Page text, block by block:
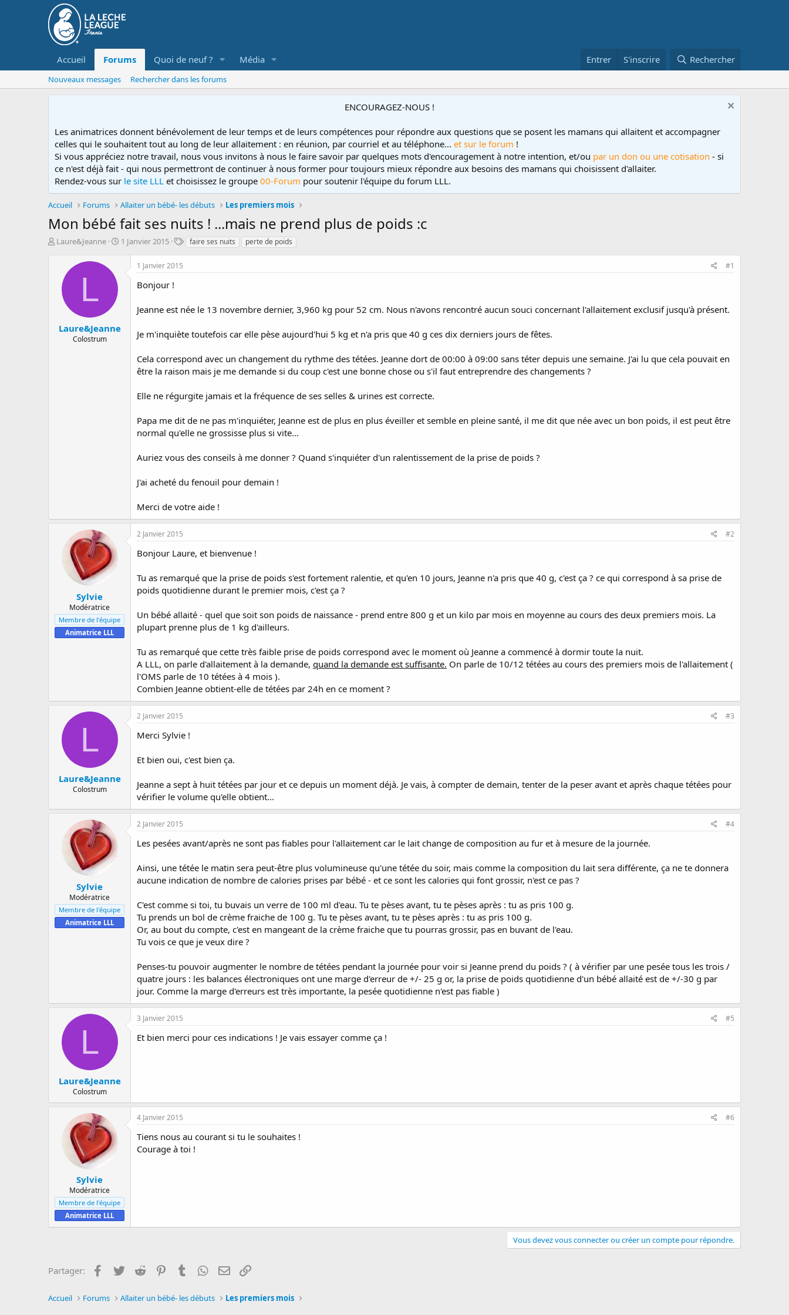
Accueil Forums Quoi de neuf ? Média Entrer S'inscrire Rechercher
Nouveaux messages Rechercher dans les forums
ENCOURAGEZ-NOUS !
Les animatrices donnent bénévolement de leur temps et de leurs compétences pour répondre aux questions que se posent les mamans qui allaitent et accompagner
celles qui le souhaitent tout au long de leur allaitement : en réunion, par courriel et au téléphone... et sur le forum !
Si vous appréciez notre travail, nous vous invitons à nous le faire savoir par quelques mots d'encouragement à notre intention, et/ou par un don ou une cotisation - si
ce n'est déjà fait - qui nous permettront de continuer à nous former pour toujours mieux répondre aux besoins des mamans qui choisissent d'allaiter.
Rendez-vous sur le site LLL et choisissez le groupe 00-Forum pour soutenir l'équipe du forum LLL.
Accueil Forums Allaiter un bébé- les débuts Les premiers mois
Mon bébé fait ses nuits ! ...mais ne prend plus de poids :c
D
p
Laure&Jeanne
D1 Janvier 2015
Tfaire ses nuits perte de poids
L
Laure&Jeanne
Colostrum
1 Janvier 2015 #1
Bonjour !
Jeanne est née le 13 novembre dernier, 3,960 kg pour 52 cm. Nous n'avons rencontré aucun souci concernant l'allaitement exclusif jusqu'à présent.
Je m'inquiète toutefois car elle pèse aujourd'hui 5 kg et n'a pris que 40 g ces dix derniers jours de fêtes.
Cela correspond avec un changement du rythme des tétées. Jeanne dort de 00:00 à 09:00 sans téter depuis une semaine. J'ai lu que cela pouvait en
être la raison mais je me demande si du coup c'est une bonne chose ou s'il faut entreprendre des changements ?
Elle ne régurgite jamais et la fréquence de ses selles & urines est correcte.
Papa me dit de ne pas m'inquiéter, Jeanne est de plus en plus éveiller et semble en pleine santé, il me dit que née avec un bon poids, il est peut être
normal qu'elle ne grossisse plus si vite...
Auriez vous des conseils à me donner ? Quand s'inquiéter d'un ralentissement de la prise de poids ?
J'ai acheté du fenouil pour demain !
Merci de votre aide !
Sylvie
Modératrice
Membre de l'équipe
Animatrice LLL
2 Janvier 2015 #2
Bonjour Laure, et bienvenue !
Tu as remarqué que la prise de poids s'est fortement ralentie, et qu'en 10 jours, Jeanne n'a pris que 40 g, c'est ça ? ce qui correspond à sa prise de
poids quotidienne durant le premier mois, c'est ça ?
Un bébé allaité - quel que soit son poids de naissance - prend entre 800 g et un kilo par mois en moyenne au cours des deux premiers mois. La
plupart prenne plus de 1 kg d'ailleurs.
Tu as remarqué que cette très faible prise de poids correspond avec le moment où Jeanne a commencé à dormir toute la nuit.
A LLL, on parle d'allaitement à la demande, quand la demande est suffisante. On parle de 10/12 tétées au cours des premiers mois de l'allaitement (
l'OMS parle de 10 tétées à 4 mois ).
Combien Jeanne obtient-elle de tétées par 24h en ce moment ?
L
Laure&Jeanne
Colostrum
2 Janvier 2015 #3
Merci Sylvie !
Et bien oui, c'est bien ça.
Jeanne a sept à huit tétées par jour et ce depuis un moment déjà. Je vais, à compter de demain, tenter de la peser avant et après chaque tétées pour
vérifier le volume qu'elle obtient...
Sylvie
Modératrice
Membre de l'équipe
Animatrice LLL
2 Janvier 2015 #4
Les pesées avant/après ne sont pas fiables pour l'allaitement car le lait change de composition au fur et à mesure de la journée.
Ainsi, une tétée le matin sera peut-être plus volumineuse qu'une tétée du soir, mais comme la composition du lait sera différente, ça ne te donnera
aucune indication de nombre de calories prises par bébé - et ce sont les calories qui font grossir, n'est ce pas ?
C'est comme si toi, tu buvais un verre de 100 ml d'eau. Tu te pèses avant, tu te pèses après : tu as pris 100 g.
Tu prends un bol de crème fraiche de 100 g. Tu te pèses avant, tu te pèses après : tu as pris 100 g.
Or, au bout du compte, c'est en mangeant de la crème fraiche que tu pourras grossir, pas en buvant de l'eau.
Tu vois ce que je veux dire ?
Penses-tu pouvoir augmenter le nombre de tétées pendant la journée pour voir si Jeanne prend du poids ? ( à vérifier par une pesée tous les trois /
quatre jours : les balances électroniques ont une marge d'erreur de +/- 25 g or, la prise de poids quotidienne d'un bébé allaité est de +/-30 g par
jour. Comme la marge d'erreurs est très importante, la pesée quotidienne n'est pas fiable )
L
Laure&Jeanne
Colostrum
3 Janvier 2015 #5
Et bien merci pour ces indications ! Je vais essayer comme ça !
Sylvie
Modératrice
Membre de l'équipe
Animatrice LLL
4 Janvier 2015 #6
Tiens nous au courant si tu le souhaites !
Courage à toi !
Vous devez vous connecter ou créer un compte pour répondre.
Partager: Facebook
Twitter Reddit PinterestTumblr WhatsApp
E-mail
Accueil Forums Allaiter un bébé- les débuts Les premiers mois